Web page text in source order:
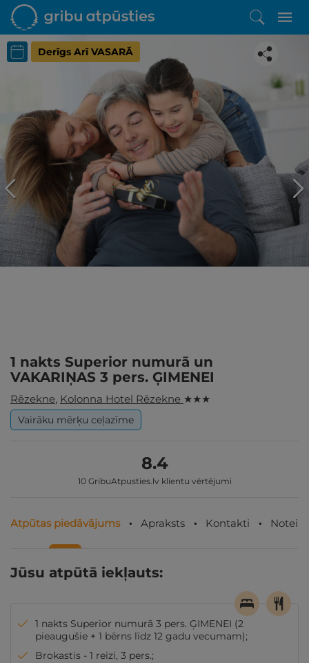
Derīgs Arī VASARĀ
Iepatikās šis piedāvājums?
Līdz brīnišķīgai atpūtai atlikuši tikai daži soļi
PĒRKU
1 nakts Superior numurā un
VAKARIŅAS 3 pers. ĢIMENEI
Rēzekne, Kolonna Hotel Rēzekne ★ ★ ★
Vairāku mērķu ceļazīme
8.4
10 GribuAtpusties.lv klientu vērtējumi
Atpūtas piedāvājums Apraksts Kontakti
Jūsu atpūtā iekļauts:
1 nakts Superior numurā 3 pers. ĢIMENEI (2
pieaugušie + 1 bērns līdz 12 gadu vecumam);
Brokastis - 1 reizi, 3 pers.;